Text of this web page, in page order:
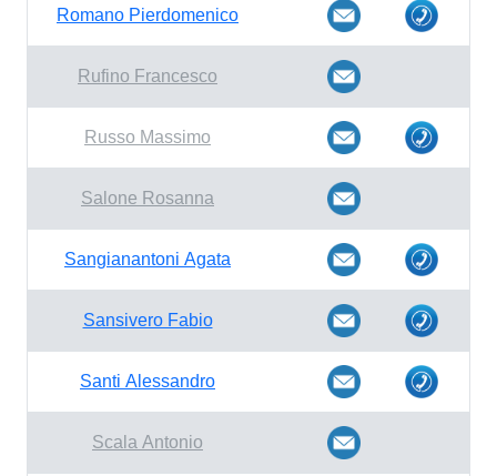
Romano Pierdomenico
Rufino Francesco
Russo Massimo
Salone Rosanna
Sangianantoni Agata
Sansivero Fabio
Santi Alessandro
Scala Antonio